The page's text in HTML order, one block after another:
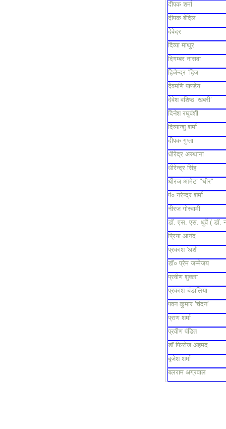
दीपक शर्मा
दीपक बेदिल
देवेद्र
दिव्या माथुर
दिगम्बर नासवा
द्विजेन्द्र ‘द्विज’
देवमणि पाण्डेय
देवेश वशिष्ठ ’खबरी’
दिनेश रघुवंशी
दिव्यान्शु शर्मा
दीपक गुप्ता
धीरेद्र अस्थाना
धीरेन्द्र सिंह
धीरज आमेटा "धीर"
पं० नरेन्द्र शर्मा
नीरज गोस्वामी
डॉ. एस. एस. धुर्वे ( डॉ.
प्रिया आनंद
प्रकाश 'अर्श'
डॉ० प्रेम जन्मेजय
प्रवीण शुक्ला
प्रकाश चंडालिया
पवन कुमार ’चंदन’
प्राण शर्मा
प्रवीण पंडित
डॉ फिरोज अहमद
बृजेश शर्मा
बलराम अग्रवाल